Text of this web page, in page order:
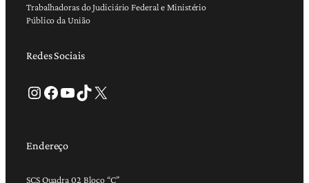
Trabalhadoras do Judiciário Federal e Ministério
Público da União
Redes Sociais
Instagram Facebook Youtube TikTok X
Endereço
SCS Quadra 02 Bloco “C”